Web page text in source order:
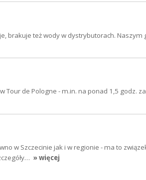
brakuje też wody w dystrybutorach. Naszym
de Pologne - m.in. na ponad 1,5 godz.
w Szczecinie jak i w regionie - ma to
» więcej